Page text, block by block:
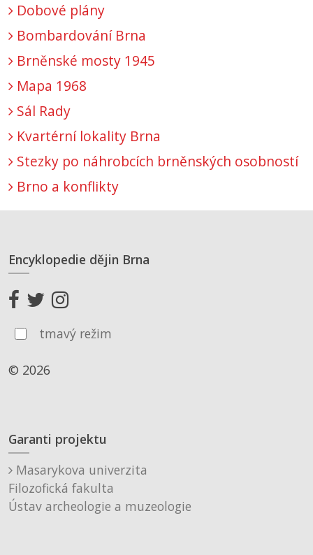
Dobové plány
Bombardování Brna
Brněnské mosty 1945
Mapa 1968
Sál Rady
Kvartérní lokality Brna
Stezky po náhrobcích brněnských osobností
Brno a konflikty
Encyklopedie dějin Brna
tmavý režim
© 2026
Garanti projektu
Masarykova univerzita
Filozofická fakulta
Ústav archeologie a muzeologie